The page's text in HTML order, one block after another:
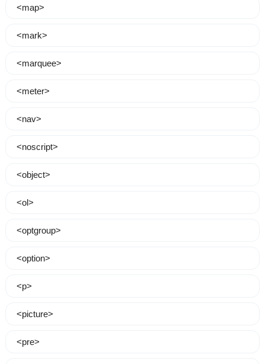
<map>
<mark>
<marquee>
<meter>
<nav>
<noscript>
<object>
<ol>
<optgroup>
<option>
<p>
<picture>
<pre>